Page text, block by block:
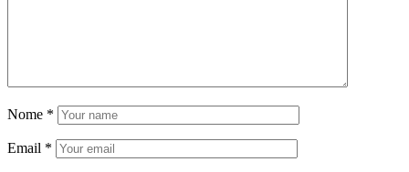
Nome *
Email *